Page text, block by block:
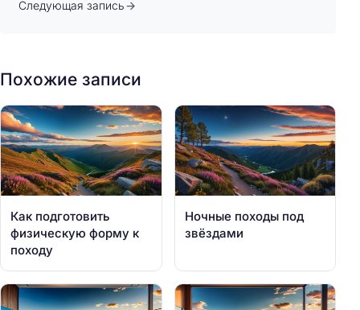
Следующая запись
Похожие записи
Как подготовить
физическую форму к
походу
Ночные походы под
звёздами